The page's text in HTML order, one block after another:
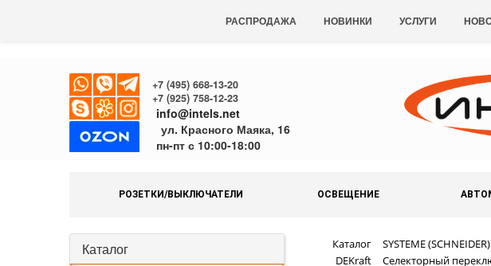
РАСПРОДАЖА НОВИНКИ УСЛУГИ
+7 (495) 668-13-20
+7 (925) 758-12-23
info@intels.net
ул. Красного Маяка, 16
пн-пт с 10:00-18:00
РОЗЕТКИ/ВЫКЛЮЧАТЕЛИ ОСВЕЩЕНИЕ
Каталог Каталог
SYSTEME
DEKraft
Селекторный